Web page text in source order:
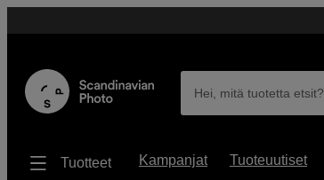
Hei, mitä tuotetta etsit?
Tuotteet Kampanjat Tuoteuutiset